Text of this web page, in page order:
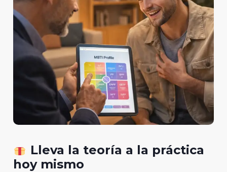
Lleva la teoría a la práctica
hoy mismo